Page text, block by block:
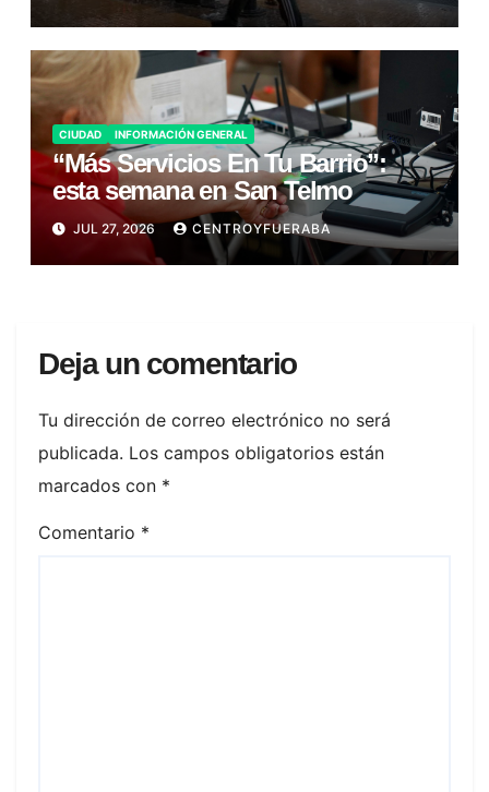
CIUDAD INFORMACIÓN GENERAL
“Más Servicios En Tu Barrio”:
esta semana en San Telmo
JUL 27, 2026 CENTROYFUERABA
Deja un comentario
Tu dirección de correo electrónico no será
publicada. Los campos obligatorios están
marcados con *
Comentario *